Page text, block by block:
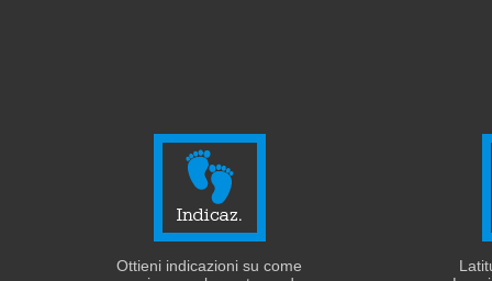
Ottieni indicazioni su come